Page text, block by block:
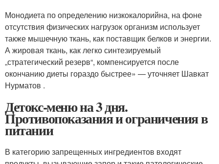
Монодиета по определению низкокалорийна, на фоне
отсутствия физических нагрузок организм использует
также мышечную ткань, как поставщик белков и энергии.
А жировая ткань, как легко синтезируемый
„стратегический резерв“, компенсируется после
окончанию диеты гораздо быстрее» — уточняет Шавкат
Нурматов .
Детокс-меню на 3 дня.
Противопоказания и ограничения в
питании
В категорию запрещенных ингредиентов входят